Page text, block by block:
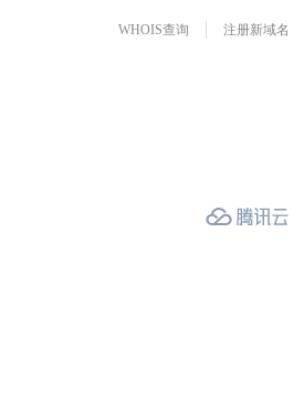
WHOIS查询 注册新域名